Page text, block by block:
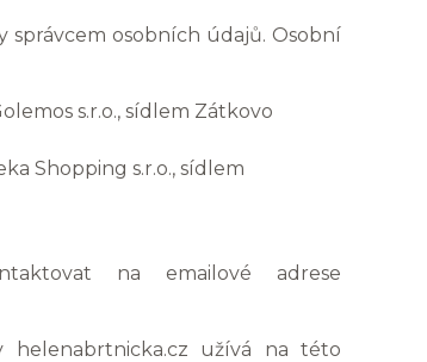
osobních údajů. Osobní
s.r.o., sídlem Zátkovo
Shopping s.r.o., sídlem
na emailové adrese
helenabrtnicka.cz užívá na této